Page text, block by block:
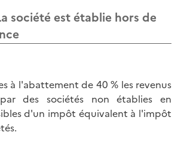
société est établie hors de
à l'abattement de 40 % les revenus
des sociétés non établies en
d'un impôt équivalent à l'impôt